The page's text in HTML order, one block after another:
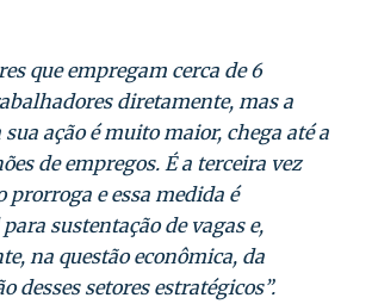
que empregam cerca de 6
diretamente, mas a
ação é muito maior, chega até a
de empregos. É a terceira vez
prorroga e essa medida é
sustentação de vagas e,
na questão econômica, da
desses setores estratégicos”.